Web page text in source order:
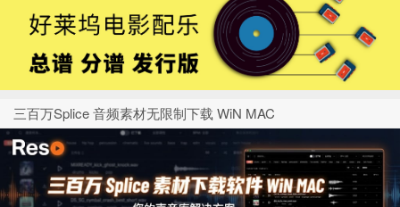
三百万Splice 音频素材无限制下载 WiN MAC